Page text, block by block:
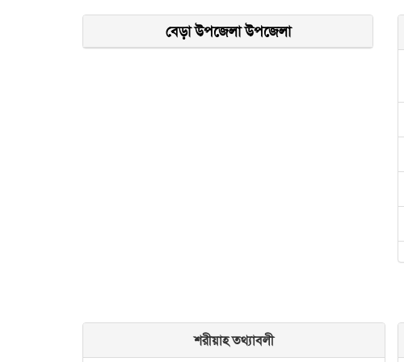
বেড়া উপজেলা উপজেলা
শরীয়াহ তথ্যাবলী